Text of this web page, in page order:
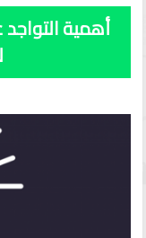
أهمية